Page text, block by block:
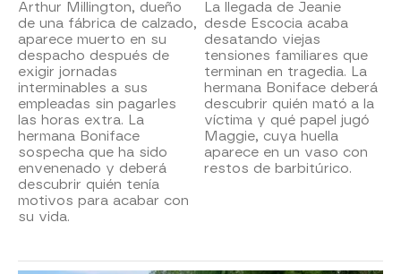
Arthur Millington, dueño
de una fábrica de calzado,
aparece muerto en su
despacho después de
exigir jornadas
interminables a sus
empleadas sin pagarles
las horas extra. La
hermana Boniface
sospecha que ha sido
envenenado y deberá
descubrir quién tenía
motivos para acabar con
su vida.
La llegada de Jeanie
desde Escocia acaba
desatando viejas
tensiones familiares que
terminan en tragedia. La
hermana Boniface deberá
descubrir quién mató a la
víctima y qué papel jugó
Maggie, cuya huella
aparece en un vaso con
restos de barbitúrico.